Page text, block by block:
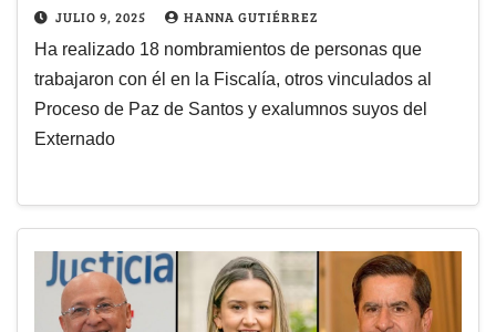
JULIO 9, 2025 HANNA GUTIÉRREZ
Ha realizado 18 nombramientos de personas que
trabajaron con él en la Fiscalía, otros vinculados al
Proceso de Paz de Santos y exalumnos suyos del
Externado